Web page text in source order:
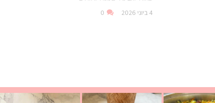
4 ביוני 2026 0
ההסבר בסרטו
מז׳ווז׳ין או בתרגום לעברית, מחותניםמתכון ראש